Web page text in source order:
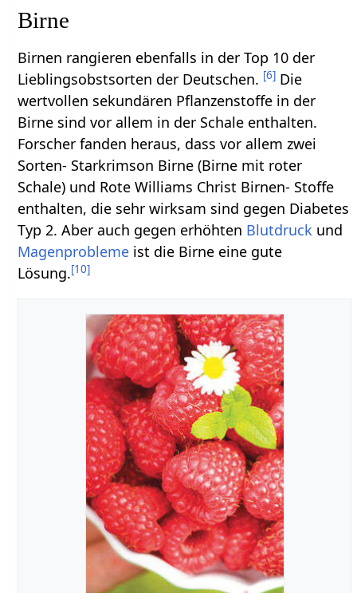
Birne
Birnen rangieren ebenfalls in der Top 10 der
Lieblingsobstsorten der Deutschen. [6] Die
wertvollen sekundären Pflanzenstoffe in der
Birne sind vor allem in der Schale enthalten.
Forscher fanden heraus, dass vor allem zwei
Sorten- Starkrimson Birne (Birne mit roter
Schale) und Rote Williams Christ Birnen- Stoffe
enthalten, die sehr wirksam sind gegen Diabetes
Typ 2. Aber auch gegen erhöhten Blutdruck und
Magenprobleme ist die Birne eine gute
Lösung.[10]